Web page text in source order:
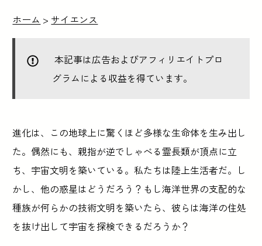
ホーム > サイエンス
本記事は広告およびアフィリエイトプロ
グラムによる収益を得ています。
進化は、この地球上に驚くほど多様な生命体を生み出し
た。偶然にも、親指が逆でしゃべる霊長類が頂点に立
ち、宇宙文明を築いている。私たちは陸上生活者だ。し
かし、他の惑星はどうだろう？もし海洋世界の支配的な
種族が何らかの技術文明を築いたら、彼らは海洋の住処
を抜け出して宇宙を探検できるだろうか？